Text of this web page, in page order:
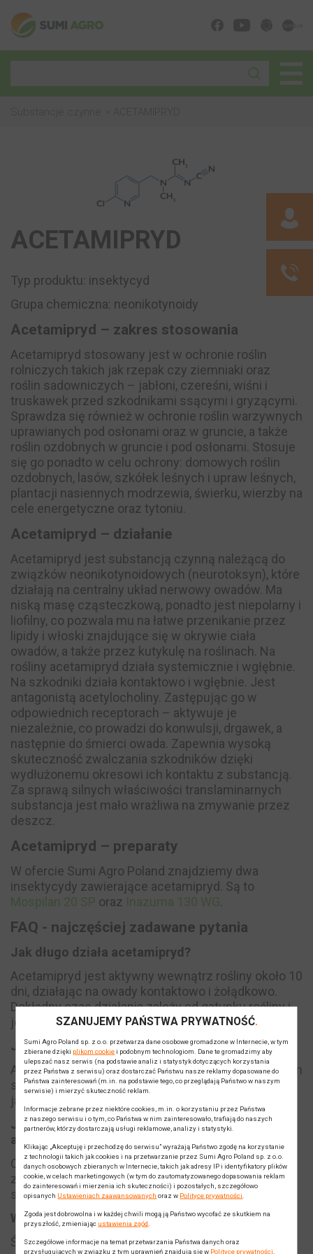
ACETAMIPRYD
Typ produktu: insektycyd
Grupa chemiczna: neonikotynoidy
Acetamipryd – zakres stosowania
Acetamipryd stosowany jest w ochronie roślin
rolniczych takich jak rzepak czy ziemniaki oraz
roślin sadowniczych – jabłoni, czereśni, wiśni i
truskawek przed szkodnikami ssącymi i gryzącymi.
Sprawdza się również w ochronie roślin warzywnych
uprawianych pod osłonami oraz w gruncie, a także
roślin ozdobnych w gruncie i pod osłonami. Stosuje
się go ponadto w celu ochrony: domowych roślin
ozdobnych, lasów, szkółek leśnych i upraw leśnych,
plantacji nasiennych modrzewia, świerku, wierzby na
cele energetyczne oraz tytoniu.
Acetamipryd – działanie
Acetamipryd jest substancją czynną należącą do
związków neonikotynoidowych (neurotoksyn), które
działają na centralny układ nerwowy owadów. Ma
niską masę cząsteczkową, ponadto jest niepolarny i
liofilny, co pozwala mu na łatwe przenikanie przez
lipidy i włoski znajdujące się w okrywie ciała
owadów, a także przez kutykulę na roślinach. Na
rośliny acetamipryd działa systemicznie i wgłębnie.
Na szkodniki działa kontaktowo i wgłębnie. Jest
antagonistą acetylocholiny. Zastępując go w
odpowiednich receptorach – aktywuje je
niezależnie, co prowadzi do konwulsji, drgawek, a
następnie do śmierci owada. Zapewnia wysoką
skuteczność zwalczania szkodników dzięki
wydłużonemu okresowi ich kontaktu z substancją.
Za sprawą silnych właściwości translaminarnych
substancja jest mało wrażliwa na zmywanie przez
deszcz.
Acetamipryd – preparaty
W ofercie Sumi Agro Poland znajdziemy dwa
insektycydy zawierające acetamipryd. Są to
Mospilan 20 SP oraz Inazuma 130 WG.
FAQ - najczęściej zadawane pytania
Jak długo działa acetamipryd?
Acetamipryd jest aktywny wewnątrz rośliny około 10
dni, działając na owady kontaktowo i żołądkowo.
Dokładny czas działania zależy od gatunku rośliny i
jej fazy rozwojowej.
Jakie szkodniki zwalcza acetamipryd?
Acetamipryd skutecznie zwalcza szerokie spektrum
szkodników upraw rolniczych, sadowniczych i
jagodowych.
Jaki jest okres karencji po oprysku
acetamiprydem?
Okres karencji acetamiprydu wynosi 3 dni dla
ziemniaków i 14 dni w przypadku roślin
sadowniczych i warzywnych.
W jakiej temperaturze stosować acetamipryd?
Środki ochrony roślin zawierające acetamipryd
SZANUJEMY PAŃSTWA PRYWATNOŚĆ
Sumi Agro Poland sp. z o.o. przetwarza dane osobowe gromadzone w Internecie, w tym
zbierane dzięki plikom cookiei podobnym technologiom. Dane te gromadzimy aby
ulepszać nasz serwis (na podstawie analiz i statystyk dotyczących korzystania
przez Państwa z serwisu) oraz dostarczać Państwu nasze reklamy dopasowane do
Państwa zainteresowań (m.in. na podstawie tego, co przeglądają Państwo w naszym
serwisie) i mierzyć skuteczność reklam.
Informacje zebrane przez niektóre cookies, m.in. o korzystaniu przez Państwa
z naszego serwisu i o tym, co Państwa w nim zainteresowało, trafiają do naszych
partnerów, którzy dostarczają usługi reklamowe, analizy i statystyki.
Klikając „Akceptuję i przechodzę do serwisu” wyrażają Państwo zgodę na korzystanie
z technologii takich jak cookies i na przetwarzanie przez Sumi Agro Poland sp. z o.o.
danych osobowych zbieranych w Internecie, takich jak adresy IP i identyfikatory plików
cookie, w celach marketingowych (w tym do zautomatyzowanego dopasowania reklam
do zainteresowań i mierzenia ich skuteczności) i pozostałych, szczegółowo
opisanych Ustawieniach zaawansowanych oraz w Polityce prywatności
Zgoda jest dobrowolna i w każdej chwili mogą ją Państwo wycofać ze skutkiem na
przyszłość, zmieniając ustawienia zgód
Szczegółowe informacje na temat przetwarzania Państwa danych oraz
przysługujących w związku z tym uprawnień znajdują się w Polityce prywatności